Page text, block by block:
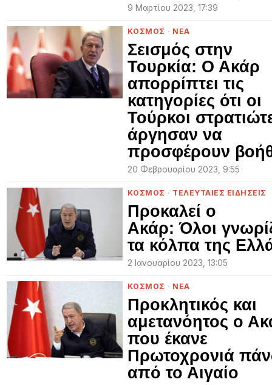
9 Μαρτίου 2023, 17:39
ΚΟΣΜΟΣ · ΝΕΑ
Σεισμός στην
Τουρκία: Ο Ακάρ
απορρίπτει τις
κατηγορίες ότι οι
Τούρκοι
άργησαν να
προσφέρουν
20 Φεβρουαρίου 2023, 9:55
ΚΟΣΜΟΣ · ΤΕΛΕΥΤΑΙΕΣ ΕΙΔΗΣΕΙΣ
Προκαλεί ο
Ακάρ: Όλοι
τα κόλπα της
2 Ιανουαρίου 2023, 13:05
ΚΟΣΜΟΣ · ΝΕΑ
Προκλητικός και
αμετανόητος ο
που έκανε
Πρωτοχρονιά
από το Αιγαίο